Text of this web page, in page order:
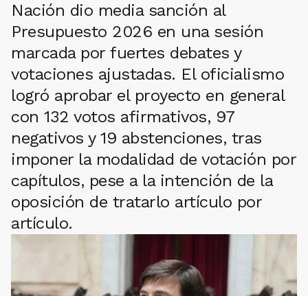
Nación dio media sanción al
Presupuesto 2026 en una sesión
marcada por fuertes debates y
votaciones ajustadas. El oficialismo
logró aprobar el proyecto en general
con 132 votos afirmativos, 97
negativos y 19 abstenciones, tras
imponer la modalidad de votación por
capítulos, pese a la intención de la
oposición de tratarlo artículo por
artículo.